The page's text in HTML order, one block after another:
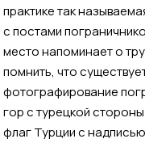
практике так
с постами
место напоминает о
помнить, что
фотографирование
гор с турецкой
флаг Турции с